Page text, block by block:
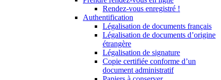
Rendez-vous enregistré !
Authentification
Légalisation de documents français
Légalisation de documents d’origine
étrangère
Légalisation de signature
Copie certifiée conforme d’un
document administratif